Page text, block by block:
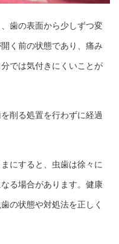
歯の表面から少しずつ変
く前の状態であり、痛み
では気付きにくいことが
削る処置を行わずに経過
にすると、虫歯は徐々に
る場合があります。健康
の状態や対処法を正しく